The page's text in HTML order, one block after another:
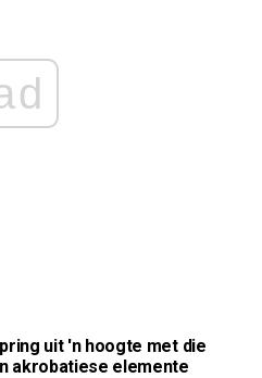
uit 'n hoogte met die
akrobatiese elemente